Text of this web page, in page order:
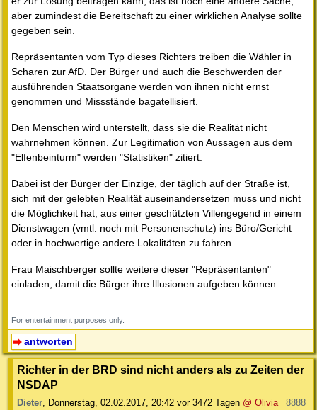
aber zumindest die Bereitschaft zu einer wirklichen Analyse sollte
gegeben sein.
Repräsentanten vom Typ dieses Richters treiben die Wähler in
Scharen zur AfD. Der Bürger und auch die Beschwerden der
ausführenden Staatsorgane werden von ihnen nicht ernst
genommen und Missstände bagatellisiert.
Den Menschen wird unterstellt, dass sie die Realität nicht
wahrnehmen können. Zur Legitimation von Aussagen aus dem
"Elfenbeinturm" werden "Statistiken" zitiert.
Dabei ist der Bürger der Einzige, der täglich auf der Straße ist,
sich mit der gelebten Realität auseinandersetzen muss und nicht
die Möglichkeit hat, aus einer geschützten Villengegend in einem
Dienstwagen (vmtl. noch mit Personenschutz) ins Büro/Gericht
oder in hochwertige andere Lokalitäten zu fahren.
Frau Maischberger sollte weitere dieser "Repräsentanten"
einladen, damit die Bürger ihre Illusionen aufgeben können.
--
For entertainment purposes only.
antworten
Richter in der BRD sind nicht anders als zu Zeiten der
NSDAP
Dieter, Donnerstag, 02.02.2017, 20:42 vor 3472 Tagen @ Olivia
8888